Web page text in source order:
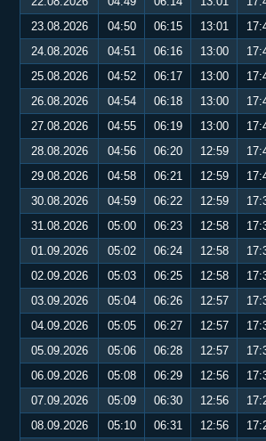
23.08.2026
04:50 06:15 13:01
24.08.2026
04:51 06:16 13:00
25.08.2026
04:52 06:17 13:00
26.08.2026
04:54 06:18 13:00
27.08.2026
04:55 06:19 13:00
28.08.2026
04:56 06:20 12:59
29.08.2026
04:58 06:21 12:59
30.08.2026
04:59 06:22 12:59
31.08.2026
05:00 06:23 12:58
01.09.2026
05:02 06:24 12:58
02.09.2026
05:03 06:25 12:58
03.09.2026
05:04 06:26 12:57
04.09.2026
05:05 06:27 12:57
05.09.2026
05:06 06:28 12:57
06.09.2026
05:08 06:29 12:56
07.09.2026
05:09 06:30 12:56
08.09.2026
05:10 06:31 12:56